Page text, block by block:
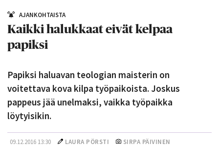
AJANKOHTAISTA
Kaikki halukkaat eivät kelpaa
papiksi
Papiksi haluavan teologian maisterin on
voitettava kova kilpa työpaikoista. Joskus
pappeus jää unelmaksi, vaikka työpaikka
löytyisikin.
09.12.2016 13:30 LAURA PÖRSTI SIRPA PÄIVINEN